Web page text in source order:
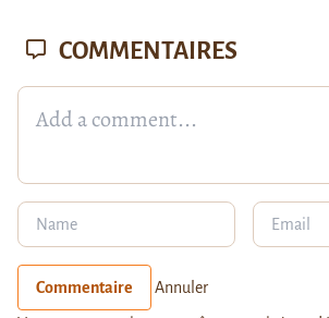
COMMENTAIRES
Commentaire Annuler